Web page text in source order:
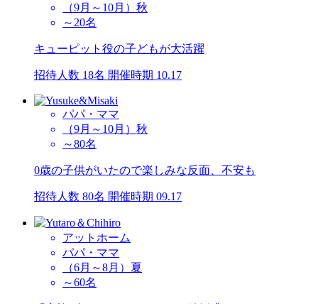
（9月～10月）秋
～20名
キューピット役の子どもが大活躍
招待人数 18名 開催時期 10.17
パパ・ママ
（9月～10月）秋
～80名
0歳の子供がいたので楽しみな反面、不安も
招待人数 80名 開催時期 09.17
アットホーム
パパ・ママ
（6月～8月）夏
～60名